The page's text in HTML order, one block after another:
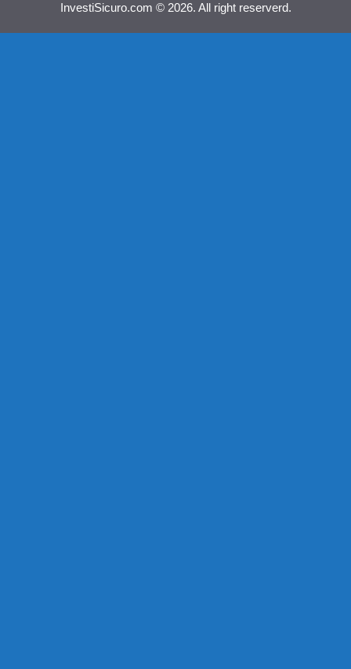
InvestiSicuro.com © 2026. All right reserverd.